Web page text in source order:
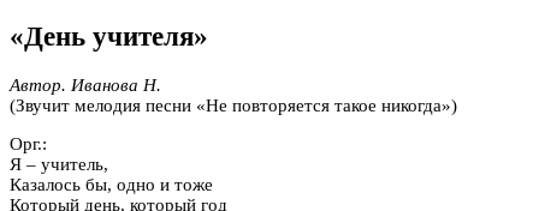
«День учителя»
Автор. Иванова Н.
(Звучит мелодия песни «Не повторяется такое никогда»)
Орг.:
Я – учитель,
Казалось бы, одно и тоже
Который день, который год